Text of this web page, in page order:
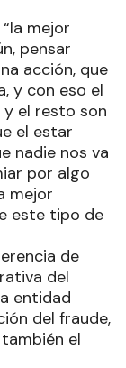
mejor
pensar
acción, que
y con eso el
el resto son
el estar
nadie nos va
por algo
mejor
este tipo de
de
del
entidad
del fraude,
el